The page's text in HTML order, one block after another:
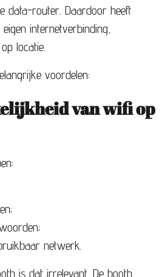
data-router. Daardoor heeft
internetverbinding,
locatie.
voordelen:
van wifi op
netwerk.
is dat irrelevant. De booth